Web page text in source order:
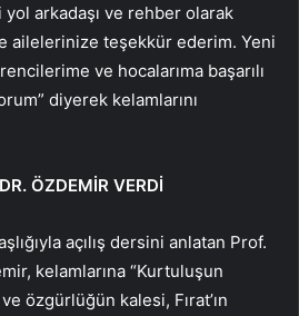
arkadaşı ve rehber olarak
ailelerinize teşekkür ederim. Yeni
ve hocalarıma başarılı
diyerek kelamlarını
ÖZDEMİR VERDİ
açılış dersini anlatan Prof.
kelamlarına “Kurtuluşun
özgürlüğün kalesi, Fırat’ın